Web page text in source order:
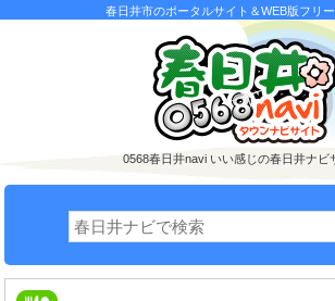
春日井市のポータルサイト＆WEB版フリ
0568春日井naviいい感じの春日井ナビ